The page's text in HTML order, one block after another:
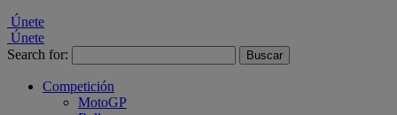
Únete
Únete
Search for:
Competición
MotoGP